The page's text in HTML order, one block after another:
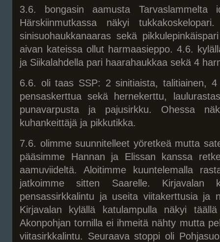
3.6. bongasin aamusta Tarvaslammelta
Härskiinmutkassa näkyi
sinisuohaukkanaaras sekä
aivan kateissa ollut harmaasieppo. 4.6.
ja Siikalahdella pari haarahaukkaa sekä 4
6.6. oli taas SSP: 2 sinitiaista, talitiainen,
pensaskerttua sekä hernekerttu,
punavarpusta ja pajusirkku. Ohessa
kuhankeittäjä ja pikkutikka.
7.6. olimme suunnitelleet yöretkeä mutta
pääsimme Hannan ja Elissan kanssa
aamuviideltä. Aloitimme kuuntelemalla
jatkoimme sitten Saarelle.
pensassirkkalintu ja useita viitakerttusia ja
Kirjavalan kylällä katulampulla näkyi
Akonpohjan tornilla ei ihmeitä nähty mutta
viitasirkkalintu. Seuraava stoppi oli